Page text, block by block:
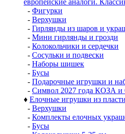
европейские аналоги.
- Фигурки
- Верхушки
- Гирлянды из шаров и
- Мини гирлянды и грозди
- Колокольчики и сердечки
- Сосульки и подвески
- Наборы шишек
- Бусы
- Подарочные игрушки и
- Символ 2027 года КОЗА
♦ Елочные игрушки из
- Верхушки
- Комплекты елочных
- Бусы